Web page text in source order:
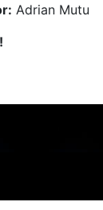
Adrian Mutu